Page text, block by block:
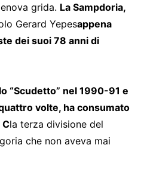
grida. La Sampdoria,
Gerard Yepesappena
dei suoi 78 anni di
“Scudetto” nel 1990-91 e
volte, ha consumato
Cla terza divisione del
che non aveva mai